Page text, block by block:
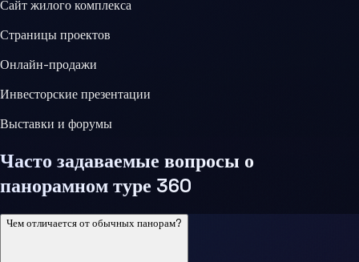
Сайт жилого комплекса
Страницы проектов
Онлайн-продажи
Инвесторские презентации
Выставки и форумы
Часто задаваемые вопросы о
панорамном туре 360
Чем отличается от обычных панорам?